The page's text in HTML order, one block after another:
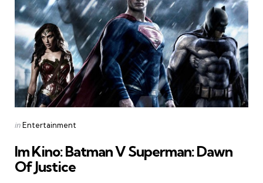
Posted
inEntertainment
Im Kino: Batman V Superman: Dawn
Of Justice